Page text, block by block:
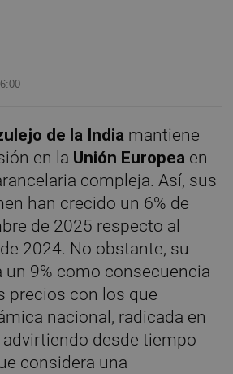
de la India mantiene
en la Unión Europea en
compleja. Así, sus
han crecido un 6% de
de 2025 respecto al
2024. No obstante, su
9% como consecuencia
precios con los que
nacional, radicada en
advirtiendo desde tiempo
considera una